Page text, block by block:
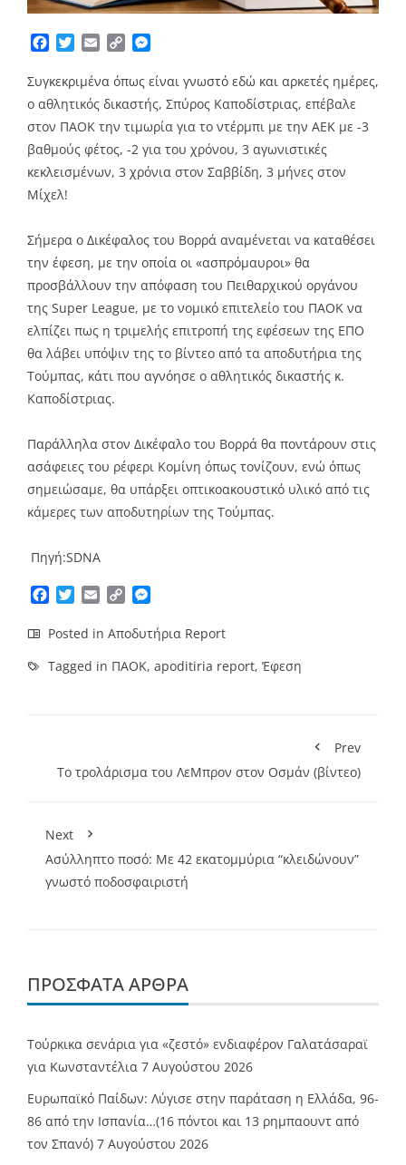
Facebook
TwitterEmailCopy
Συγκεκριμένα όπως είναι γνωστό εδώ και αρκετές ημέρες,
o αθλητικός δικαστής, Σπύρος Καποδίστριας, επέβαλε
στον ΠΑΟΚ την τιμωρία για το ντέρμπι με την ΑΕΚ με -3
βαθμούς φέτος, -2 για του χρόνου, 3 αγωνιστικές
κεκλεισμένων, 3 χρόνια στον Σαββίδη, 3 μήνες στον
Μίχελ!
Σήμερα ο Δικέφαλος του Βορρά αναμένεται να καταθέσει
την έφεση, με την οποία οι «ασπρόμαυροι» θα
προσβάλλουν την απόφαση του Πειθαρχικού οργάνου
της Super League, με το νομικό επιτελείο του ΠΑΟΚ να
ελπίζει πως η τριμελής επιτροπή της εφέσεων της ΕΠΟ
θα λάβει υπόψιν της το βίντεο από τα αποδυτήρια της
Τούμπας, κάτι που αγνόησε ο αθλητικός δικαστής κ.
Καποδίστριας.
Παράλληλα στον Δικέφαλο του Βορρά θα ποντάρουν στις
ασάφειες του ρέφερι Κομίνη όπως τονίζουν, ενώ όπως
σημειώσαμε, θα υπάρξει οπτικοακουστικό υλικό από τις
κάμερες των αποδυτηρίων της Τούμπας.
Πηγή:SDNA
Facebook
TwitterEmailCopy
Posted in Αποδυτήρια Report
Tagged in ΠΑΟΚ, apoditiria report, Έφεση
Prev
To τρολάρισμα του ΛεΜπρον στον Οσμάν (βίντεο)
Next
Ασύλληπτο ποσό: Με 42 εκατομμύρια “κλειδώνουν”
γνωστό ποδοσφαιριστή
ΠΡΌΣΦΑΤΑ ΆΡΘΡΑ
Τούρκικα σενάρια για «ζεστό» ενδιαφέρον Γαλατάσαραϊ
για Κωνσταντέλια 7 Αυγούστου 2026
Ευρωπαϊκό Παίδων: Λύγισε στην παράταση η Ελλάδα, 96-
86 από την Ισπανία…(16 πόντοι και 13 ρημπαουντ από
τον Σπανό) 7 Αυγούστου 2026